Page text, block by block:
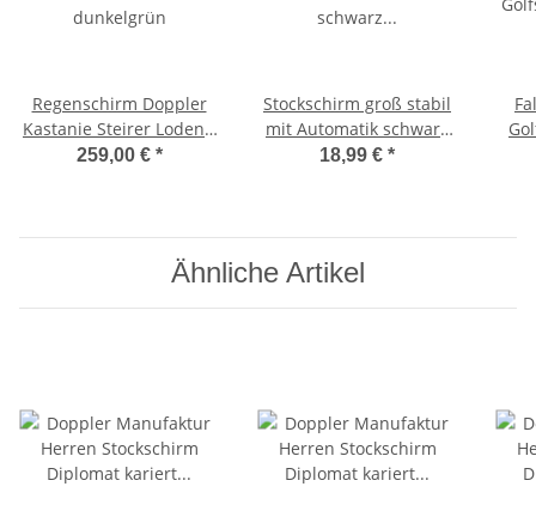
Regenschirm Doppler
Kastanie Steirer Loden -
dunkelgrün
259,00 € *
Stockschirm groß stabil
mit Automatik schwarz
bedruckt - rainbow dots
18,99 € *
Ähnliche Artikel